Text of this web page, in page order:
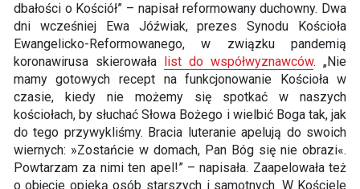
dbałości o Kościół” – napisał reformowany duchowny. Dwa
dni wcześniej Ewa Jóźwiak, prezes Synodu Kościoła
Ewangelicko-Reformowanego, w związku pandemią
koronawirusa skierowała
list do współwyznawców. „Nie
mamy gotowych recept na funkcjonowanie Kościoła w
czasie, kiedy nie możemy się spotkać w naszych
kościołach, by słuchać Słowa Bożego i wielbić Boga tak, jak
do tego przywykliśmy. Bracia luteranie apelują do swoich
wiernych: »Zostańcie w domach, Pan Bóg się nie obrazi«.
Powtarzam za nimi ten apel!” – napisała. Zaapelowała też
o objęcie opieką osób starszych i samotnych. W Kościele